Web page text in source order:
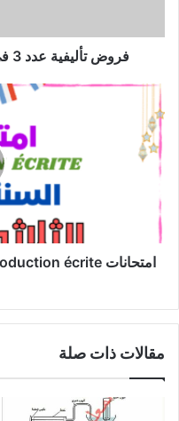
أساسي
فروض تأليفية عدد 3 في الرياضيات للسنة 9 أساسي
امتحانات
Production
écrite
الثلاثي
الثالث
السنة
السادسة
ابتدائي
مقالات ذات صلة